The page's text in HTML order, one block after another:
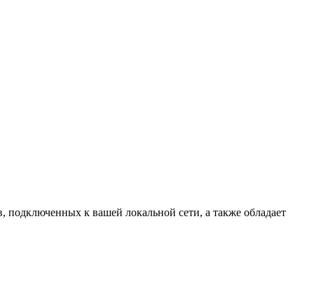
к вашей локальной сети, а также обладает